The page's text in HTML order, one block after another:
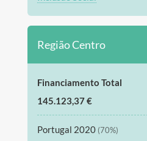
Região Centro
Financiamento Total
145.123,37 €
Portugal 2020 (70%)